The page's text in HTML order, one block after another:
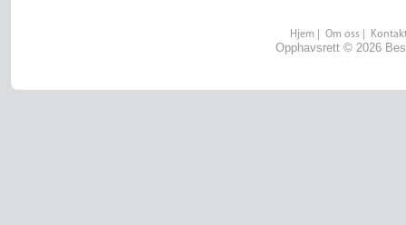
Hjem Om oss
Opphavsrett © 2026